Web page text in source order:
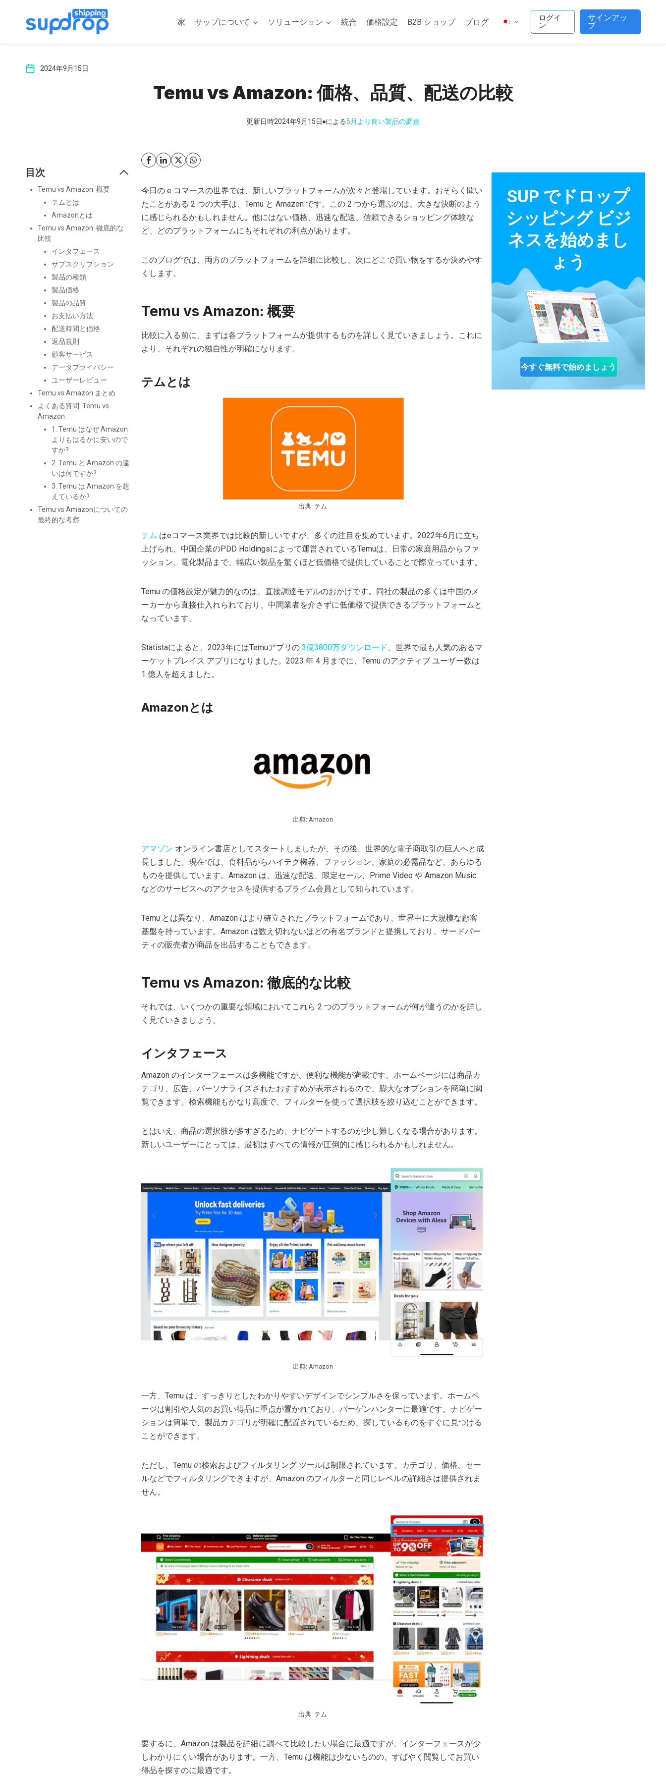
家 サップについて ソリューション 統合 価格設定 B2B ショップ ブログ
ログイ
ン
サインアッ
プ
2024年9月15日
Temu vs Amazon: 価格、品質、配送の比較
更新日時2024年9月15日 による5月 より良い製品の調達
目次
Temu vs Amazon: 概要
テムとは
Amazonとは
Temu vs Amazon: 徹底的な
比較
インタフェース
サブスクリプション
製品の種類
製品価格
製品の品質
お支払い方法
配送時間と価格
返品規則
顧客サービス
データプライバシー
ユーザーレビュー
Temu vs Amazon まとめ
よくある質問: Temu vs
Amazon
1. Temu はなぜ Amazon
よりもはるかに安いので
すか?
2. Temu と Amazon の違
いは何ですか?
3. Temu は Amazon を超
えているか?
Temu vs Amazonについての
最終的な考察
今日の e コマースの世界では、新しいプラットフォームが次々と登場しています。おそらく聞い
たことがある 2 つの大手は、Temu と Amazon です。この 2 つから選ぶのは、大きな決断のよう
に感じられるかもしれません。他にはない価格、迅速な配送、信頼できるショッピング体験な
ど、どのプラットフォームにもそれぞれの利点があります。
このブログでは、両方のプラットフォームを詳細に比較し、次にどこで買い物をするか決めやす
くします。
Temu vs Amazon: 概要
比較に入る前に、まずは各プラットフォームが提供するものを詳しく見ていきましょう。これに
より、それぞれの独自性が明確になります。
テムとは
出典: テム
テム はeコマース業界では比較的新しいですが、多くの注目を集めています。2022年6月に立ち
上げられ、中国企業のPDD Holdingsによって運営されているTemuは、日常の家庭用品からファ
ッション、電化製品まで、幅広い製品を驚くほど低価格で提供していることで際立っています。
Temu の価格設定が魅力的なのは、直接調達モデルのおかげです。同社の製品の多くは中国のメ
ーカーから直接仕入れられており、中間業者を介さずに低価格で提供できるプラットフォームと
なっています。
Statistaによると、2023年にはTemuアプリの 3億3800万ダウンロード 、世界で最も人気のあるマ
ーケットプレイス アプリになりました。2023 年 4 月までに、Temu のアクティブ ユーザー数は
1 億人を超えました。
Amazonとは
出典: Amazon
アマゾン オンライン書店としてスタートしましたが、その後、世界的な電子商取引の巨人へと成
長しました。現在では、食料品からハイテク機器、ファッション、家庭の必需品など、あらゆる
ものを提供しています。Amazon は、迅速な配送、限定セール、Prime Video や Amazon Music
などのサービスへのアクセスを提供するプライム会員として知られています。
Temu とは異なり、Amazon はより確立されたプラットフォームであり、世界中に大規模な顧客
基盤を持っています。Amazon は数え切れないほどの有名ブランドと提携しており、サードパー
ティの販売者が商品を出品することもできます。
Temu vs Amazon: 徹底的な比較
それでは、いくつかの重要な領域においてこれら 2 つのプラットフォームが何が違うのかを詳し
く見ていきましょう。
インタフェース
Amazon のインターフェースは多機能ですが、便利な機能が満載です。ホームページには商品カ
テゴリ、広告、パーソナライズされたおすすめが表示されるので、膨大なオプションを簡単に閲
覧できます。検索機能もかなり高度で、フィルターを使って選択肢を絞り込むことができます。
とはいえ、商品の選択肢が多すぎるため、ナビゲートするのが少し難しくなる場合があります。
新しいユーザーにとっては、最初はすべての情報が圧倒的に感じられるかもしれません。
出典: Amazon
一方、Temu は、すっきりとしたわかりやすいデザインでシンプルさを保っています。ホームペ
ージは割引や人気のお買い得品に重点が置かれており、バーゲンハンターに最適です。ナビゲー
ションは簡単で、製品カテゴリが明確に配置されているため、探しているものをすぐに見つける
ことができます。
ただし、Temu の検索およびフィルタリング ツールは制限されています。カテゴリ、価格、セー
ルなどでフィルタリングできますが、Amazon のフィルターと同じレベルの詳細さは提供されま
せん。
出典: テム
要するに、Amazon は製品を詳細に調べて比較したい場合に最適ですが、インターフェースが少
しわかりにくい場合があります。一方、Temu は機能は少ないものの、すばやく閲覧してお買い
得品を探すのに最適です。
SUP でドロップ
シッピング ビジ
ネスを始めまし
ょう
今すぐ無料で始めましょう